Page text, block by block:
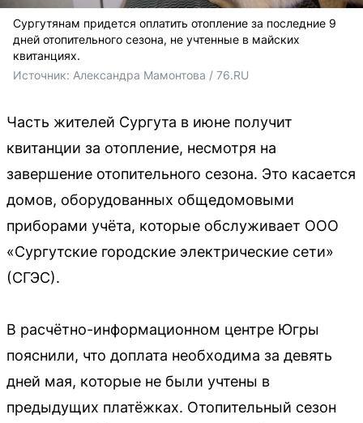
Сургутянам придется оплатить отопление за последние 9
дней отопительного сезона, не учтенные в майских
квитанциях.
Источник: Александра Мамонтова / 76.RU
Часть жителей Сургута в июне получит
квитанции за отопление, несмотря на
завершение отопительного сезона. Это касается
домов, оборудованных общедомовыми
приборами учёта, которые обслуживает ООО
«Сургутские городские электрические сети»
(СГЭС).
В расчётно-информационном центре Югры
пояснили, что доплата необходима за девять
дней мая, которые не были учтены в
предыдущих платёжках. Отопительный сезон